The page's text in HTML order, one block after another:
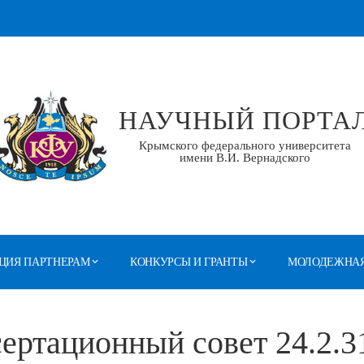
НАУЧНЫЙ
Крымского федерального университета
имени В.И. Вернадского
ПАРТНЕРАМ КОНКУРСЫ И ГРАНТЫ
совет